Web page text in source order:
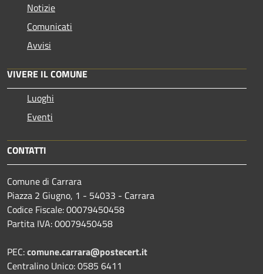
Notizie
Comunicati
Avvisi
VIVERE IL COMUNE
Luoghi
Eventi
CONTATTI
Comune di Carrara
Piazza 2 Giugno, 1 - 54033 - Carrara
Codice Fiscale: 00079450458
Partita IVA: 00079450458
PEC:comune.carrara@postecert.it
Centralino Unico: 0585 6411